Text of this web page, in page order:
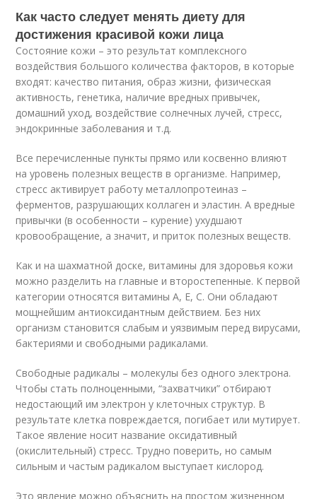
Как часто следует менять диету для
достижения красивой кожи лица
Состояние кожи – это результат комплексного
воздействия большого количества факторов, в которые
входят: качество питания, образ жизни, физическая
активность, генетика, наличие вредных привычек,
домашний уход, воздействие солнечных лучей, стресс,
эндокринные заболевания и т.д.
Все перечисленные пункты прямо или косвенно влияют
на уровень полезных веществ в организме. Например,
стресс активирует работу металлопротеиназ –
ферментов, разрушающих коллаген и эластин. А вредные
привычки (в особенности – курение) ухудшают
кровообращение, а значит, и приток полезных веществ.
Как и на шахматной доске, витамины для здоровья кожи
можно разделить на главные и второстепенные. К первой
категории относятся витамины А, Е, С. Они обладают
мощнейшим антиоксидантным действием. Без них
организм становится слабым и уязвимым перед вирусами,
бактериями и свободными радикалами.
Свободные радикалы – молекулы без одного электрона.
Чтобы стать полноценными, “захватчики” отбирают
недостающий им электрон у клеточных структур. В
результате клетка повреждается, погибает или мутирует.
Такое явление носит название оксидативный
(окислительный) стресс. Трудно поверить, но самым
сильным и частым радикалом выступает кислород.
Это явление можно объяснить на простом жизненном